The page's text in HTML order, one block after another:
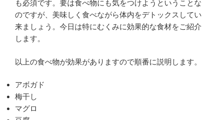
も必須です。要は食べ物にも気をつけようということな
のですが、美味しく食べながら体内をデトックスしてい
来ましょう。今日は特にむくみに効果的な食材をご紹介
します。
以上の食べ物が効果がありますので順番に説明します。
アボガド
梅干し
マグロ